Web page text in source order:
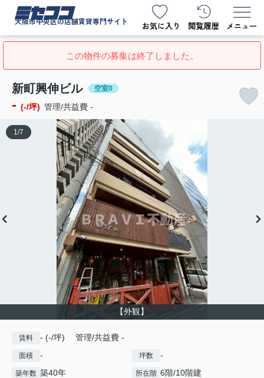
ミセココ
大阪市中央区の店舗賃貸専門サイト
この物件の募集は終了しました。
新町興伸ビル 空室0
- (-/坪) 管理/共益費 -
【外観】
1 /7
賃料 - (-/坪) 管理/共益費 -
面積 - 坪数 -
築年数 築40年 所在階 6階/10階建